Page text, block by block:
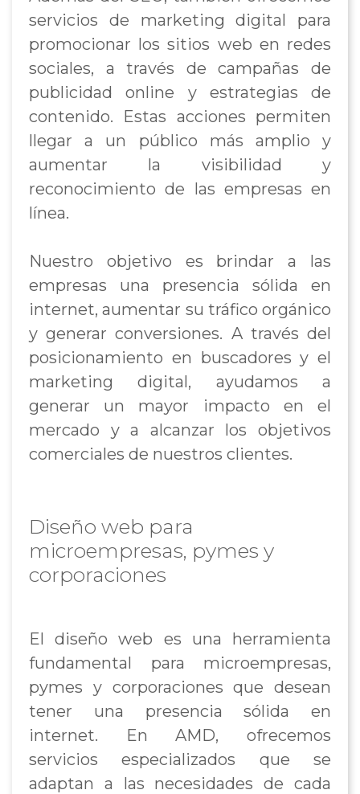
servicios de marketing digital para
promocionar los sitios web en redes
sociales, a través de campañas de
publicidad online y estrategias de
contenido. Estas acciones permiten
llegar a un público más amplio y
aumentar la visibilidad y
reconocimiento de las empresas en
línea.
Nuestro objetivo es brindar a las
empresas una presencia sólida en
internet, aumentar su tráfico orgánico
y generar conversiones. A través del
posicionamiento en buscadores y el
marketing digital, ayudamos a
generar un mayor impacto en el
mercado y a alcanzar los objetivos
comerciales de nuestros clientes.
Diseño web para
microempresas, pymes y
corporaciones
El diseño web es una herramienta
fundamental para microempresas,
pymes y corporaciones que desean
tener una presencia sólida en
internet. En AMD, ofrecemos
servicios especializados que se
adaptan a las necesidades de cada